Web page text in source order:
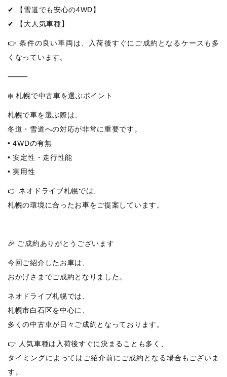
✔ 【雪道でも安心の4WD】
✔ 【大人気車種】
👉 条件の良い車両は、入荷後すぐにご成約となるケースも多
くなっています。
⸻
❄️ 札幌で中古車を選ぶポイント
札幌で車を選ぶ際は、
冬道・雪道への対応が非常に重要です。
• 4WDの有無
• 安定性・走行性能
• 実用性
👉 ネオドライブ札幌では、
札幌の環境に合ったお車をご提案しています。
🎉 ご成約ありがとうございます
今回ご紹介したお車は、
おかげさまでご成約となりました。
ネオドライブ札幌では、
札幌市白石区を中心に、
多くの中古車が日々ご成約となっております。
👉 人気車種は入荷後すぐに決まることも多く、
タイミングによってはご紹介前にご成約となる場合もございま
す。